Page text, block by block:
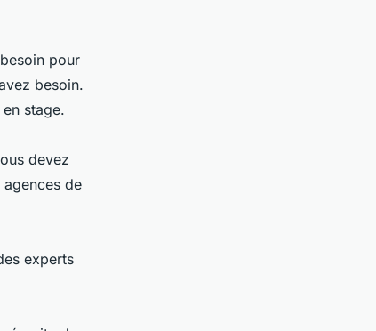
pour
besoin.
stage.
devez
de
experts